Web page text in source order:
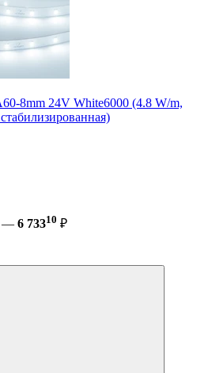
8mm 24V White6000 (4.8 W/m,
— 6 73310 ₽